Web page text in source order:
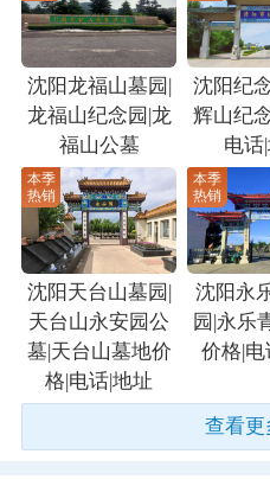
沈阳龙福山墓园|
龙福山纪念园|龙
福山公墓
沈阳纪
辉山纪
电话
本季
热销
沈阳天台山墓园|
天台山永安园公
墓|天台山墓地价
格|电话|地址
本季
热销
沈阳永
园|永乐
价格|电
查看更